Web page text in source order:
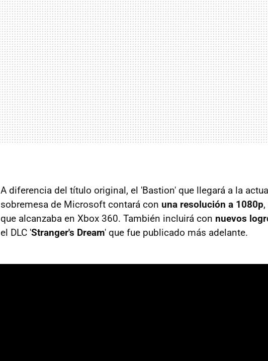
A diferencia del título original, el 'Bastion' que llegará a la
sobremesa de Microsoft contará con una resolución a 1080p
que alcanzaba en Xbox 360. También incluirá con nuevos
el DLC 'Stranger's Dream' que fue publicado más adelante.